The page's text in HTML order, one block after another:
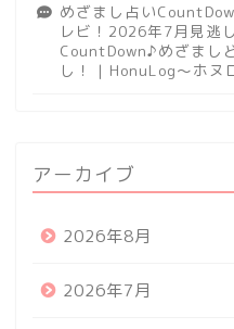
めざまし占い
レビ！2026年7月見逃
CountDown♪めざまし
し！ | HonuLog～ホヌ
アーカイブ
2026年8月
2026年7月